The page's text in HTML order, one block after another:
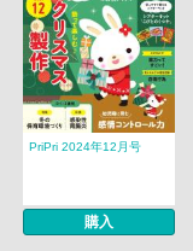
PriPri 2024年12月号
購入